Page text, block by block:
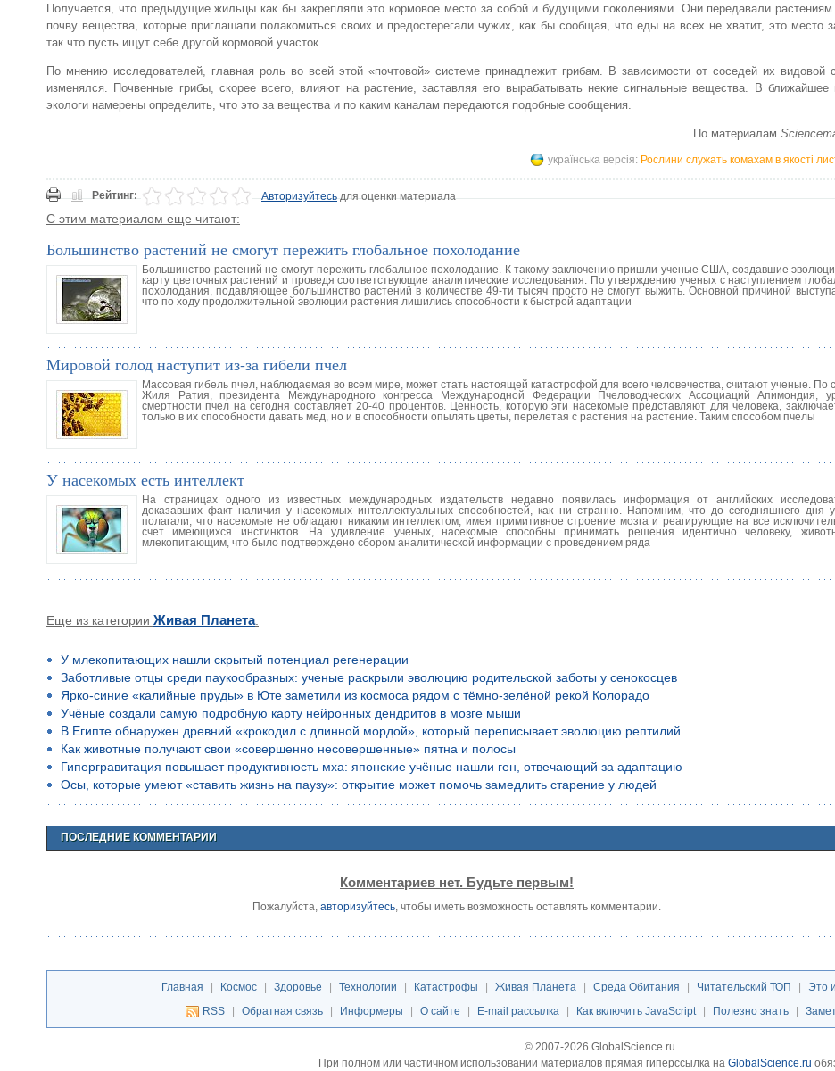
Получается, что предыдущие жильцы как бы закрепляли это кормовое место за собой и будущими поколениями. Они передавали растениям
почву вещества, которые приглашали полакомиться своих и предостерегали чужих, как бы сообщая, что еды на всех не хватит, это место
так что пусть ищут себе другой кормовой участок.
По мнению исследователей, главная роль во всей этой «почтовой» системе принадлежит грибам. В зависимости от соседей их видовой
изменялся. Почвенные грибы, скорее всего, влияют на растение, заставляя его вырабатывать некие сигнальные вещества. В ближайшее
экологи намерены определить, что это за вещества и по каким каналам передаются подобные сообщения.
По материалам
українська версія: Рослини служать комахам в якості
Рейтинг: Авторизуйтесьдля оценки материала
С этим материалом еще читают:
Большинство растений не смогут пережить глобальное похолодание
Большинство растений не смогут пережить глобальное похолодание. К такому заключению пришли ученые США, создавшие
карту цветочных растений и проведя соответствующие аналитические исследования. По утверждению ученых с наступлением
похолодания, подавляющее большинство растений в количестве 49-ти тысяч просто не смогут выжить. Основной причиной
что по ходу продолжительной эволюции растения лишились способности к быстрой адаптации
Мировой голод наступит из-за гибели пчел
Массовая гибель пчел, наблюдаемая во всем мире, может стать настоящей катастрофой для всего человечества, считают ученые. По
Жиля Ратия, президента Международного конгресса Международной Федерации Пчеловодческих Ассоциаций Апимондия,
смертности пчел на сегодня составляет 20-40 процентов. Ценность, которую эти насекомые представляют для человека,
только в их способности давать мед, но и в способности опылять цветы, перелетая с растения на растение. Таким способом пчелы
У насекомых есть интеллект
На страницах одного из известных международных издательств недавно появилась информация от английских
доказавших факт наличия у насекомых интеллектуальных способностей, как ни странно. Напомним, что до сегодняшнего дня
полагали, что насекомые не обладают никаким интеллектом, имея примитивное строение мозга и реагирующие на все
счет имеющихся инстинктов. На удивление ученых, насекомые способны принимать решения идентично человеку,
млекопитающим, что было подтверждено сбором аналитической информации с проведением ряда
Еще из категории Живая Планета:
У млекопитающих нашли скрытый потенциал регенерации
Заботливые отцы среди паукообразных: ученые раскрыли эволюцию родительской заботы у сенокосцев
Ярко-синие «калийные пруды» в Юте заметили из космоса рядом с тёмно-зелёной рекой Колорадо
Учёные создали самую подробную карту нейронных дендритов в мозге мыши
В Египте обнаружен древний «крокодил с длинной мордой», который переписывает эволюцию рептилий
Как животные получают свои «совершенно несовершенные» пятна и полосы
Гипергравитация повышает продуктивность мха: японские учёные нашли ген, отвечающий за адаптацию
Осы, которые умеют «ставить жизнь на паузу»: открытие может помочь замедлить старение у людей
ПОСЛЕДНИЕ КОММЕНТАРИИ
Комментариев нет. Будьте первым!
Пожалуйста, авторизуйтесь, чтобы иметь возможность оставлять комментарии.
Главная Космос Здоровье Технологии Катастрофы Живая Планета Среда Обитания Читательский ТОП Это
RSS
Обратная связь Информеры О сайте E-mail рассылка Как включить JavaScript Полезно знать
© 2007-2026 GlobalScience.ru
При полном или частичном использовании материалов прямая гиперссылка на GlobalScience.ru